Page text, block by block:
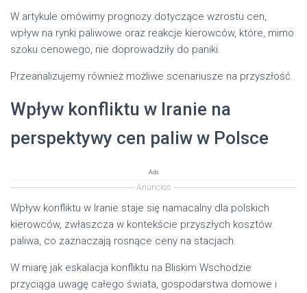
W artykule omówimy prognozy dotyczące wzrostu cen,
wpływ na rynki paliwowe oraz reakcje kierowców, które, mimo
szoku cenowego, nie doprowadziły do paniki.
Przeanalizujemy również możliwe scenariusze na przyszłość.
Wpływ konfliktu w Iranie na
perspektywy cen paliw w Polsce
Ads
Anúncios
Wpływ konfliktu w Iranie staje się namacalny dla polskich
kierowców, zwłaszcza w kontekście przyszłych kosztów
paliwa, co zaznaczają rosnące ceny na stacjach.
W miarę jak eskalacja konfliktu na Bliskim Wschodzie
przyciąga uwagę całego świata, gospodarstwa domowe i